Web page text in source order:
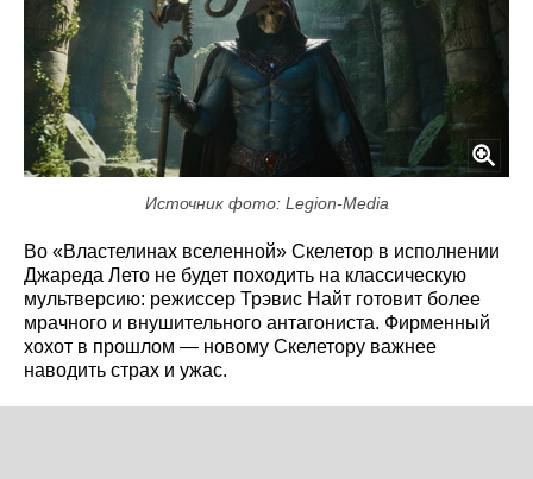
Источник фото: Legion-Media
Во «Властелинах вселенной» Скелетор в исполнении
Джареда Лето не будет походить на классическую
мультверсию: режиссер Трэвис Найт готовит более
мрачного и внушительного антагониста. Фирменный
хохот в прошлом — новому Скелетору важнее
наводить страх и ужас.